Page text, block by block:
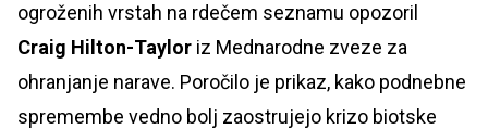
ogroženih vrstah na rdečem seznamu opozoril
Craig Hilton-Taylor iz Mednarodne zveze za
ohranjanje narave. Poročilo je prikaz, kako podnebne
spremembe vedno bolj zaostrujejo krizo biotske